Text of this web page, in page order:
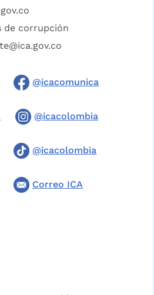
de corrupción
@icacomunica
@icacolombia
@icacolombia
Correo ICA